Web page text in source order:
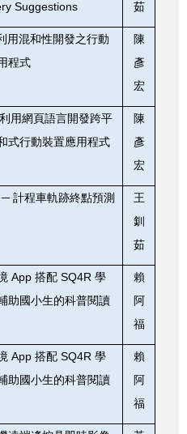
Suggestions
茹
用混和性開發之行動
程式
陳
彥
宏
利用網頁語言開發跨平
式行動裝置應用程式
陳
彥
宏
─ 計程車軌跡終點預測
王
釧
茹
App搭配 SQ4R學
助國小生的科普閱讀
賴
阿
福
App搭配 SQ4R學
助國小生的科普閱讀
賴
阿
福